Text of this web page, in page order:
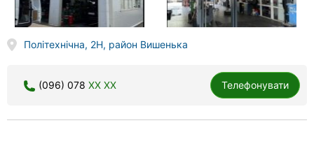
Політехнічна, 2Н, район Вишенька
(096) 078 XX XX Телефонувати